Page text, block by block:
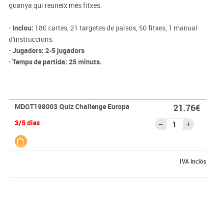
guanya qui reuneix més fitxes.
· Inclou: 180 cartes, 21 targetes de països, 50 fitxes, 1 manual
d'instruccions.
· Jugadors: 2-5 jugadors
· Temps de partida: 25 minuts.
MDOT198003 Quiz Challenge Europa
3/5 dies
21.76€
IVA inclòs